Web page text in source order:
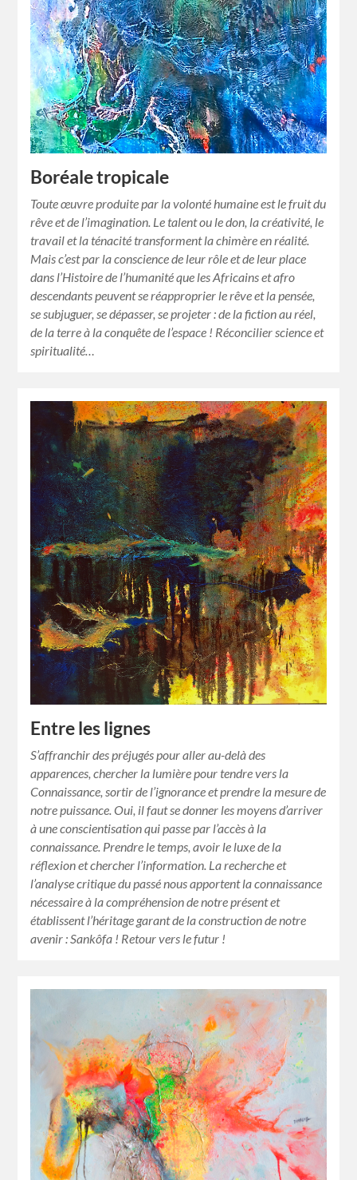
Boréale tropicale
Toute œuvre produite par la volonté humaine est le fruit du
rêve et de l’imagination. Le talent ou le don, la créativité, le
travail et la ténacité transforment la chimère en réalité.
Mais c’est par la conscience de leur rôle et de leur place
dans l’Histoire de l’humanité que les Africains et afro
descendants peuvent se réapproprier le rêve et la pensée,
se subjuguer, se dépasser, se projeter : de la fiction au réel,
de la terre à la conquête de l’espace ! Réconcilier science et
spiritualité…
Entre les lignes
S’affranchir des préjugés pour aller au-delà des
apparences, chercher la lumière pour tendre vers la
Connaissance, sortir de l’ignorance et prendre la mesure de
notre puissance. Oui, il faut se donner les moyens d’arriver
à une conscientisation qui passe par l’accès à la
connaissance. Prendre le temps, avoir le luxe de la
réflexion et chercher l’information. La recherche et
l’analyse critique du passé nous apportent la connaissance
nécessaire à la compréhension de notre présent et
établissent l’héritage garant de la construction de notre
avenir : Sankôfa ! Retour vers le futur !